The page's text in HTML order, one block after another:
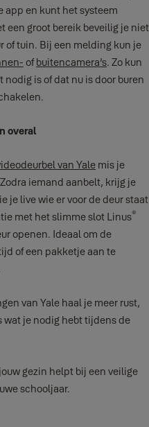
en kunt het systeem
een groot bereik beveilig je niet
of tuin. Bij een melding kun je
ofbuitencamera’s. Zo kun
is of dat nu is door buren
overal
van Yale mis je
iemand aanbelt, krijg je
je live wie er voor de deur staat
met het slimme slot Linus®
openen. Ideaal om de
of een pakketje aan te
van Yale haal je meer rust,
wat je nodig hebt tijdens de
gezin helpt bij een veilige
schooljaar.